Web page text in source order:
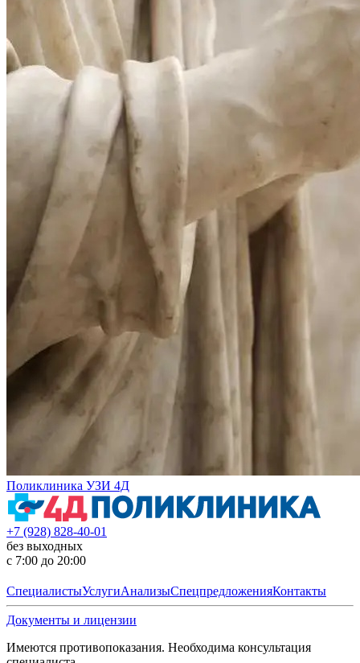
Поликлиника УЗИ 4Д
+7 (928) 828-40-01
без выходных
с 7:00 до 20:00
СпециалистыУслугиАнализыСпецпредложенияКонтакты
Документы и лицензии
Имеются противопоказания. Необходима консультация